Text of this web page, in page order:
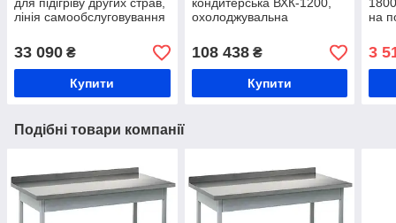
для підігріву других страв,
лінія самообслуговування
33 090 ₴
Купити
кондитерська ВХК-1200,
охолоджувальна
лінія роздачі з
охолодженням
108 438₴
Купити
на
3
Подібні товари компанії